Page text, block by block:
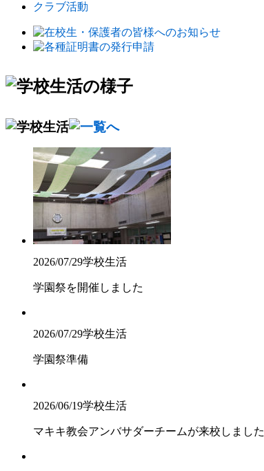
クラブ活動
2026/07/29学校生活
学園祭を開催しました
2026/07/29学校生活
学園祭準備
2026/06/19学校生活
マキキ教会アンバサダーチームが来校しました